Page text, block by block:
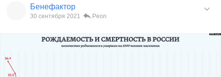
Бенефактор
30 сентября 2021 Peon